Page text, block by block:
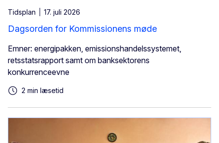
Tidsplan 17. juli 2026
Dagsorden for Kommissionens møde
Emner: energipakken, emissionshandelssystemet,
retsstatsrapport samt om banksektorens
konkurrenceevne
2 min læsetid